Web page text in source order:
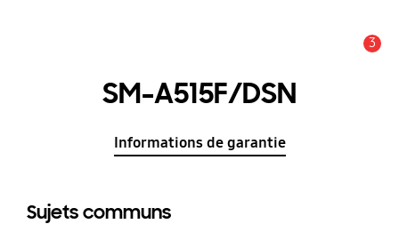
3
SM-A515F/DSN
Informations de garantie
Sujets communs